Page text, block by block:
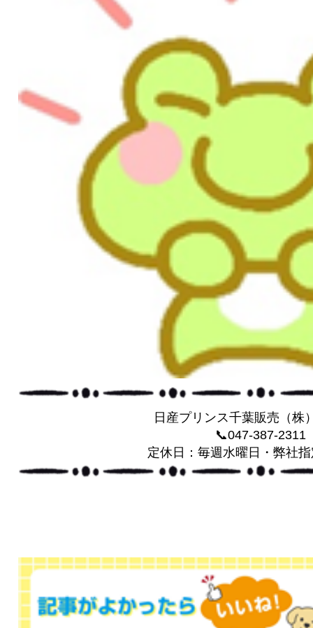
日産プリンス千葉販売（株
📞047-387-2311
定休日：毎週水曜日・弊社